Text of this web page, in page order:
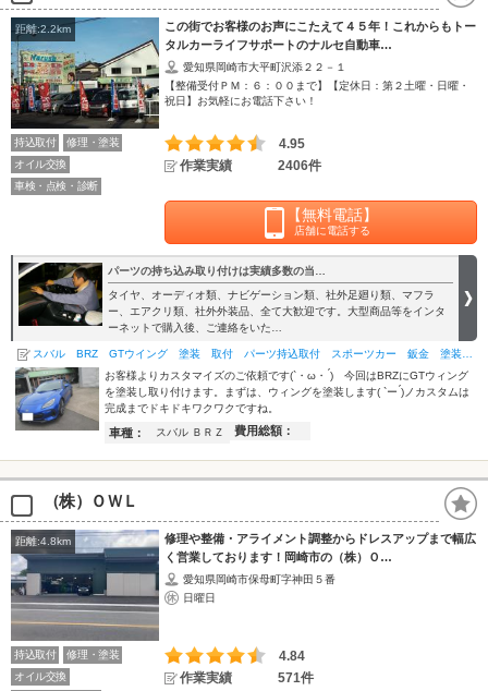
距離:2.2km
この街でお客様のお声にこたえて４５年！これからもトー
タルカーライフサポートのナルセ自動車…
愛知県岡崎市大平町沢添２２－１
【整備受付ＰＭ：６：００まで】【定休日：第２土曜・日曜・
祝日】お気軽にお電話下さい！
持込取付
修理・塗装
オイル交換
車検・点検・診断
4.95
作業実績
2406件
【無料電話】
店舗に電話する
パーツの持ち込み取り付けは実績多数の当…
タイヤ、オーディオ類、ナビゲーション類、社外足廻り類、マフラ
ー、エアクリ類、社外外装品、全て大歓迎です。大型商品等をインタ
ーネットで購入後、ご連絡をいた…
スバル BRZ GTウイング 塗装 取付 パーツ持込取付 スポーツカー 鈑金 塗装 岡崎 豊田 安城 …
お客様よりカスタマイズのご依頼です(`・ω・ ́)ゞ今回はBRZにGTウィング
を塗装し取り付けます。まずは、ウィングを塗装します( `ー ́)ノカスタムは
完成までドキドキワクワクですね。
車種： スバル ＢＲＺ 費用総額：
（株）ＯＷＬ
距離:4.8km
修理や整備・アライメント調整からドレスアップまで幅広
く営業しております！岡崎市の（株）Ｏ…
愛知県岡崎市保母町字神田５番
日曜日
持込取付
修理・塗装
オイル交換
4.84
作業実績
571件